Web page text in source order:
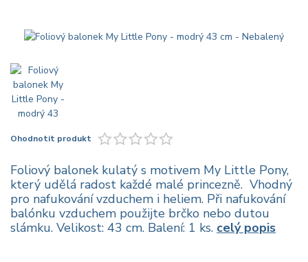
Ohodnotit produkt
Foliový balonek kulatý s motivem My Little Pony,
který udělá radost každé malé princezně. Vhodný
pro nafukování vzduchem i heliem. Při nafukování
balónku vzduchem použijte brčko nebo dutou
slámku. Velikost: 43 cm. Balení: 1 ks. celý popis